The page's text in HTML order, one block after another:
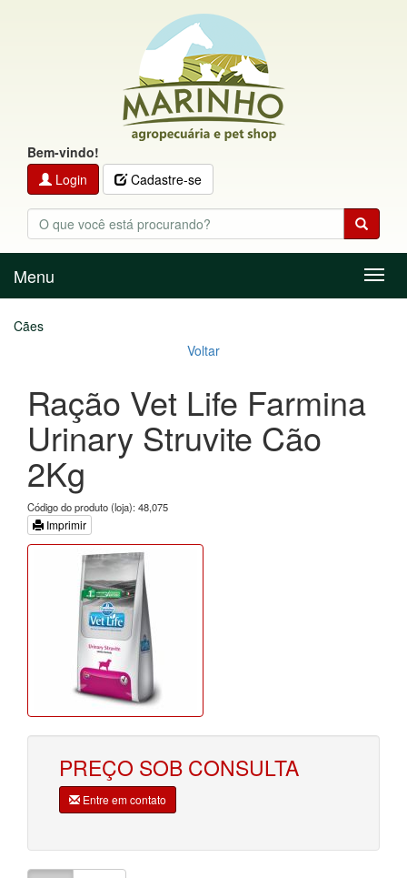
Bem-vindo!
Login
Cadastre-se
Menu
Menu
Cães
Voltar
Ração Vet Life Farmina
Urinary Struvite Cão
2Kg
Código do produto (loja): 48,075
Imprimir
PREÇO SOB CONSULTA
Entre em contato